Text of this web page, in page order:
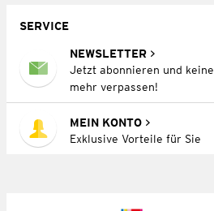
SERVICE
NEWSLETTER
Jetzt abonnieren und
mehr verpassen!
MEIN KONTO
Exklusive Vorteile für Sie